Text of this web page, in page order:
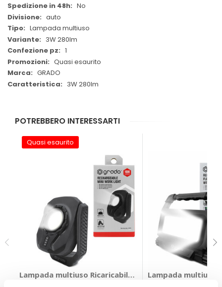
No
auto
Lampada multiuso
3W 280lm
1
Quasi esaurito
GRADO
3W 280lm
POTREBBERO INTERESSARTI
Quasi esaurito
Lampada multiuso Ricaricabile - GRADOLampada multiuso